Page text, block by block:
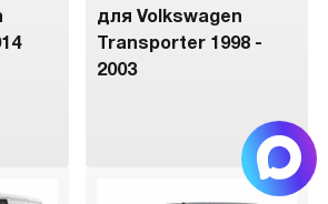
для Volkswagen
Transporter 1998 -
2003